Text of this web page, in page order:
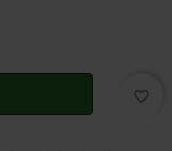
favorite_border